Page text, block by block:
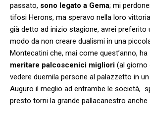
passato, sono legato a Gema; mi
tifosi Herons, ma speravo nella loro
già detto ad inizio stagione, avrei preferito
modo da non creare dualismi in una
Montecatini che, mai come quest’anno, ha
meritare palcoscenici migliori (al giorno
vedere duemila persone al palazzetto in
Auguro il meglio ad entrambe le società,
presto torni la grande pallacanestro anche